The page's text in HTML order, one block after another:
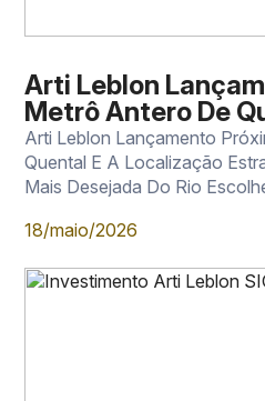
Arti Leblon
Metrô Antero De
Arti Leblon Lançamento
Quental E A Localização
Mais Desejada Do Rio
18/maio/2026